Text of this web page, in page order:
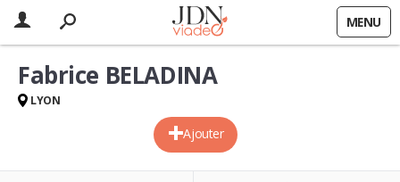
MENU
Ajouter
Fabrice BELADINA
LYON